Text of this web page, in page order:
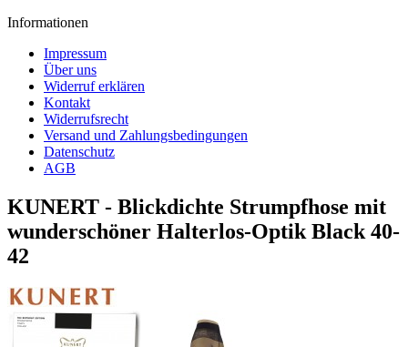
Informationen
Impressum
Über uns
Widerruf erklären
Kontakt
Widerrufsrecht
Versand und Zahlungsbedingungen
Datenschutz
AGB
KUNERT - Blickdichte Strumpfhose mit
wunderschöner Halterlos-Optik Black 40-
42